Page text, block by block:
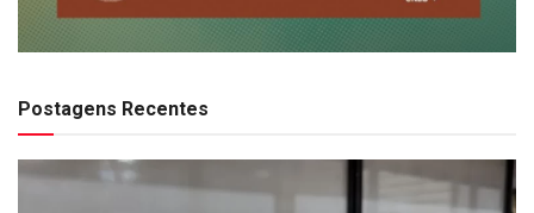
Postagens Recentes